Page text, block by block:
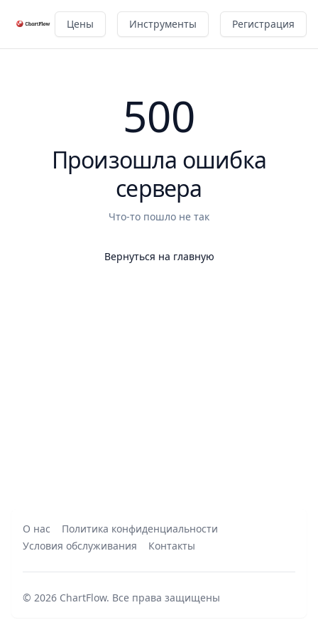
Цены Инструменты Регистрация
500
Произошла ошибка
сервера
Что-то пошло не так
Вернуться на главную
О нас
Политика конфиденциальности
Условия обслуживания
Контакты
© 2026 ChartFlow. Все права защищены